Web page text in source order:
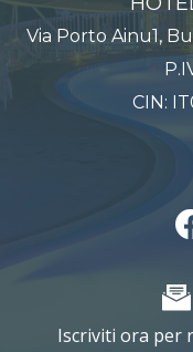
Via Porto Ainu1,
CIN:
Iscriviti ora per